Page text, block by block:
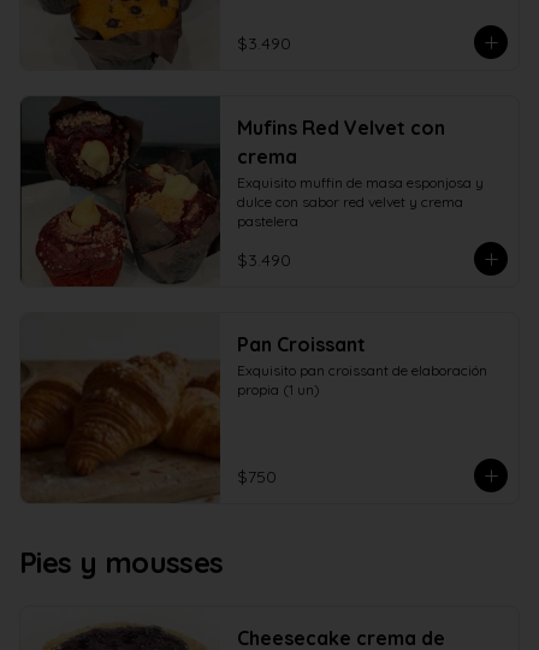
$3.490
Mufins Red Velvet con
crema
Exquisito muffin de masa esponjosa y
dulce con sabor red velvet y crema
pastelera
$3.490
Pan Croissant
Exquisito pan croissant de elaboración
propia (1 un)
$750
Pies y mousses
Cheesecake crema de